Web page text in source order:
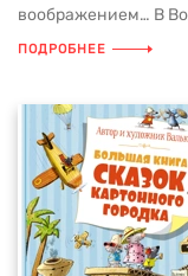
воображением… В
ПОДРОБНЕЕ